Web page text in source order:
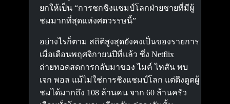
ยกให้เป็น “การชกชิงแชมป์โลกฝ่ายชายที่มีผู้
ชมมากที่สุดแห่งศตวรรษนี้”
อย่างไรก็ตาม สถิติสูงสุดยังคงเป็นของรายการ
เมื่อเดือนพฤศจิกายนปีที่แล้ว ซึ่ง Netflix
ถ่ายทอดสดการกลับมาของ ไมค์ ไทสัน พบ
เจก พอล แม้ไม่ใช่การชิงแชมป์โลก แต่ดึงดูดผู้
ชมได้มากถึง 108 ล้านคน จาก 60 ล้านครัว